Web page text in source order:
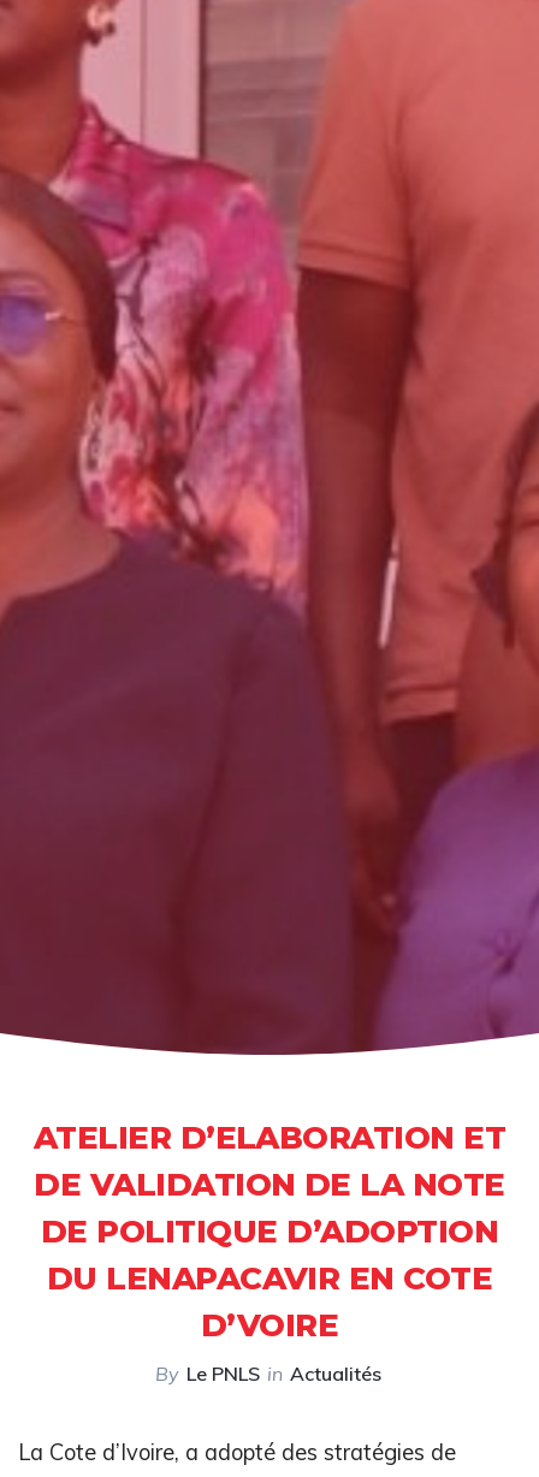
ATELIER D’ELABORATION ET
DE VALIDATION DE LA NOTE
DE POLITIQUE D’ADOPTION
DU LENAPACAVIR EN COTE
D’VOIRE
By Le PNLS in Actualités
La Cote d’Ivoire, a adopté des stratégies de